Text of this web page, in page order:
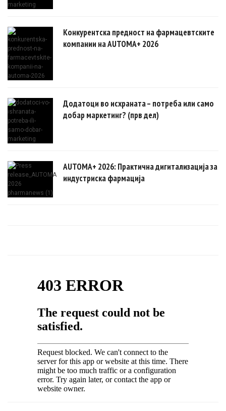
Конкурентска предност на фармацевтските
компании на AUTOMA+ 2026
Додатоци во исхраната – потреба или само
добар маркетинг? (прв дел)
AUTOMA+ 2026: Практична дигитализација за
индустриска фармација